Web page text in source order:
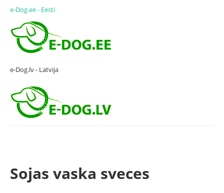
e-Dog.ee - Eesti
e-Dog.lv - Latvija
Sojas vaska sveces